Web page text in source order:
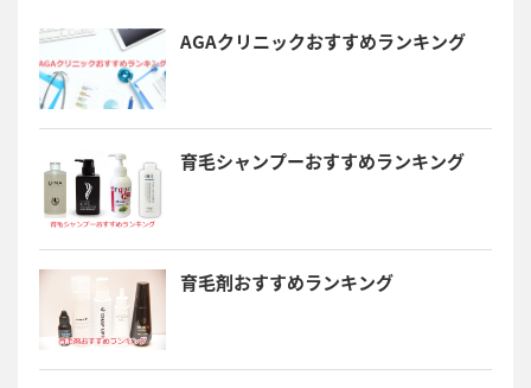
AGAクリニックおすすめランキング
育毛シャンプーおすすめランキング
育毛剤おすすめランキング